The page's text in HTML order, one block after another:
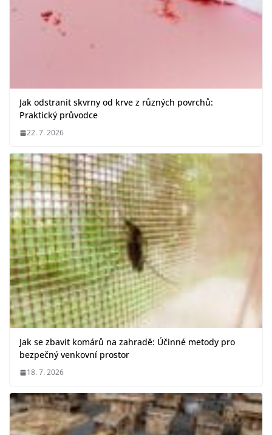
Jak odstranit skvrny od krve z různých povrchů:
Praktický průvodce
22. 7. 2026
Jak se zbavit komárů na zahradě: Účinné metody pro
bezpečný venkovní prostor
18. 7. 2026